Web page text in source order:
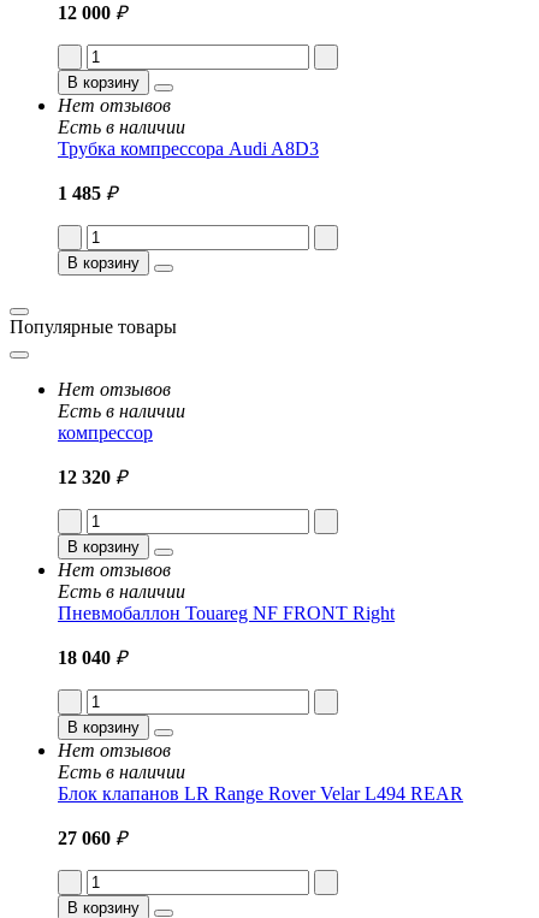
12 000 ₽
В корзину
Нет отзывов
Есть в наличии
Трубка компрессора Audi A8D3
1 485 ₽
В корзину
Популярные товары
Нет отзывов
Есть в наличии
компрессор
12 320 ₽
В корзину
Нет отзывов
Есть в наличии
Пневмобаллон Touareg NF FRONT Right
18 040 ₽
В корзину
Нет отзывов
Есть в наличии
Блок клапанов LR Range Rover Velar L494 REAR
27 060 ₽
В корзину